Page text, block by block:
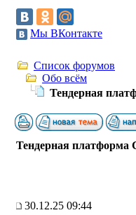
Мы ВКонтакте
Список форумов
Обо всём
Тендерная
Тендерная
30.12.25 09:44